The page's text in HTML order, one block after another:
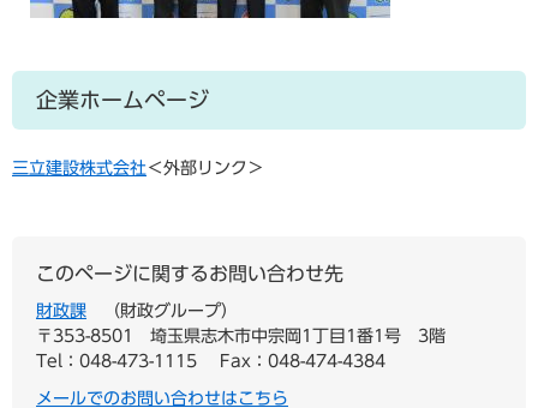
企業ホームページ
三立建設株式会社＜外部リンク＞
このページに関するお問い合わせ先
財政課
財政グループ
〒353-8501
埼玉県志木市中宗岡1丁目1番1号 3階
Tel：048-473-1115
Fax：048-474-4384
メールでのお問い合わせはこちら